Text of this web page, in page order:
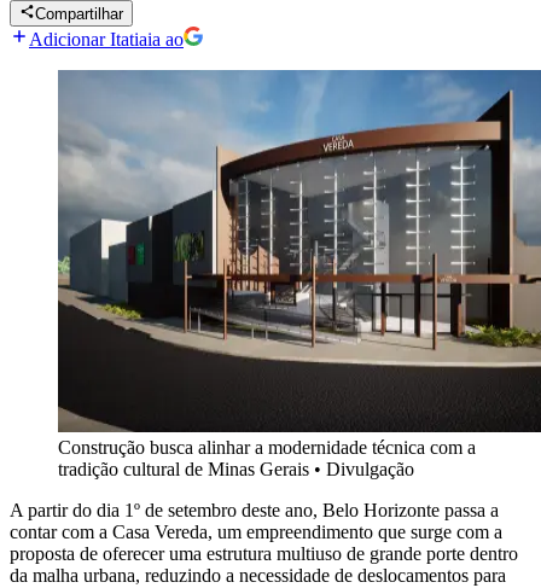
Compartilhar
Adicionar Itatiaia ao
Construção busca alinhar a modernidade técnica com a
tradição cultural de Minas Gerais • Divulgação
A partir do dia 1º de setembro deste ano, Belo Horizonte passa a
contar com a Casa Vereda, um empreendimento que surge com a
proposta de oferecer uma estrutura multiuso de grande porte dentro
da malha urbana, reduzindo a necessidade de deslocamentos para